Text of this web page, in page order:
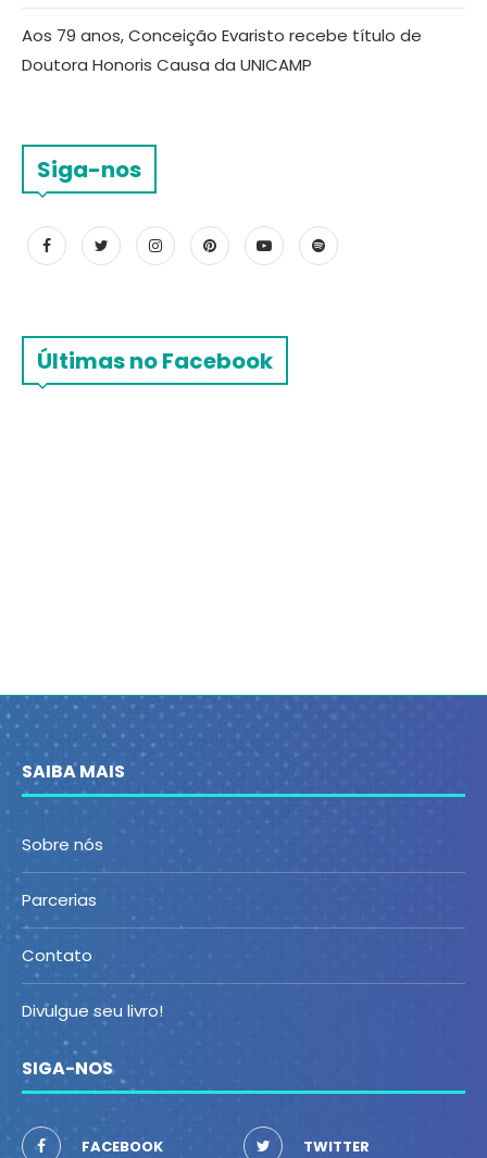
Aos 79 anos, Conceição Evaristo recebe título de
Doutora Honoris Causa da UNICAMP
Siga-nos
Últimas no Facebook
SAIBA MAIS
Sobre nós
Parcerias
Contato
Divulgue seu livro!
SIGA-NOS
FACEBOOK TWITTER